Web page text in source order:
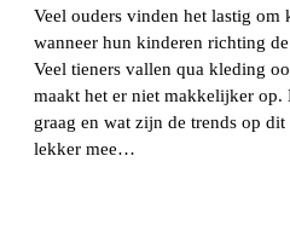
Veel ouders vinden het lastig om
wanneer hun kinderen richting
Veel tieners vallen qua kleding
maakt het er niet makkelijker op.
graag en wat zijn de trends op
lekker mee…